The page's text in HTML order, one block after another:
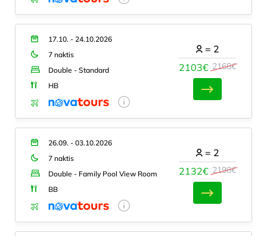
17.10. - 24.10.2026
7 naktis
Double - Standard
HB
2103€ 2168€
= 2
26.09. - 03.10.2026
7 naktis
Double - Family Pool View Room
BB
2132€ 2198€
= 2